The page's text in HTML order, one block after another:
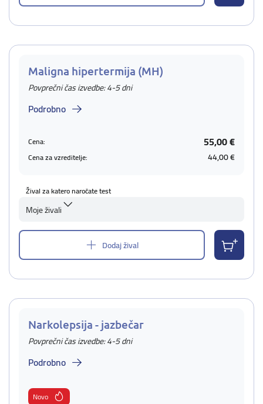
Maligna hipertermija (MH)
Povprečni čas izvedbe: 4-5 dni
Podrobno
Cena: 55,00 €
Cena za vzreditelje: 44,00 €
Žival za katero naročate test
Moje živali
Dodaj žival
Narkolepsija - jazbečar
Povprečni čas izvedbe: 4-5 dni
Podrobno
Novo